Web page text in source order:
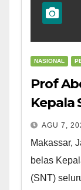
NASIONAL
Prof
Kepala
AGU 7,
Makassar,
belas
(SNT)